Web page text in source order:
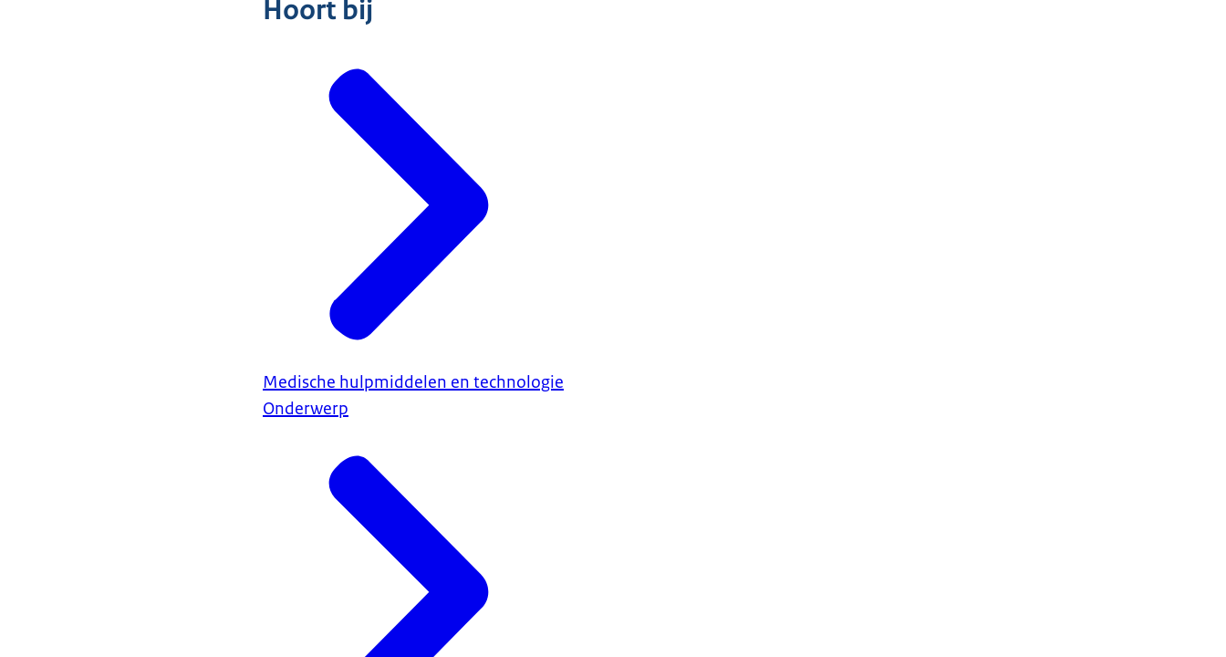
Hoort bij
Medische hulpmiddelen en technologie
Onderwerp